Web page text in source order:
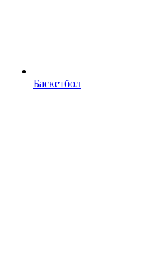
Баскетбол